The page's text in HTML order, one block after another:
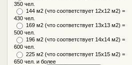
350 чел.
144 м2 (что соответствует 12х12 м2) =
430 чел.
169 м2 (что соответствует 13х13 м2) =
500 чел.
196 м2 (что соответствует 14х14 м2) =
600 чел.
225 м2 (что соответствует 15х15 м2) =
650 чел. и более